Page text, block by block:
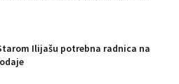
Ilijašu potrebna radnica na